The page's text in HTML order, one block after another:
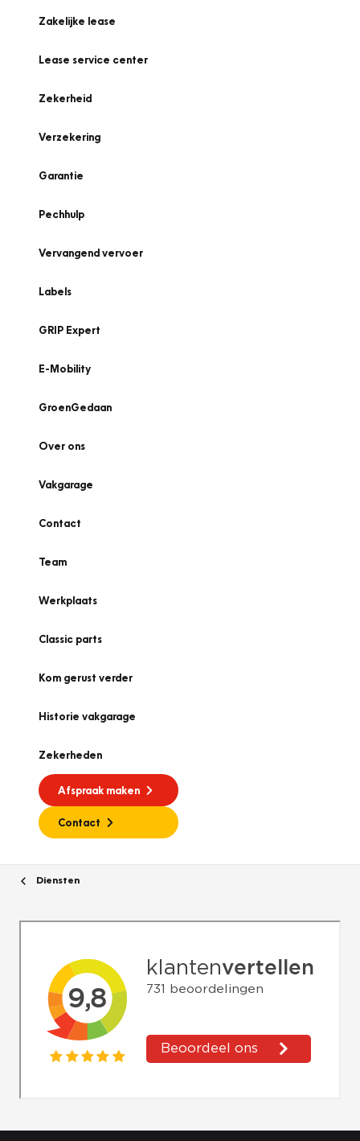
Zakelijke lease
Lease service center
Zekerheid
Verzekering
Garantie
Pechhulp
Vervangend vervoer
Labels
GRIP Expert
E-Mobility
GroenGedaan
Over ons
Vakgarage
Contact
Team
Werkplaats
Classic parts
Kom gerust verder
Historie vakgarage
Zekerheden
Afspraak maken
Contact
Diensten